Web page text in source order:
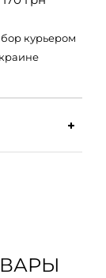
курьером